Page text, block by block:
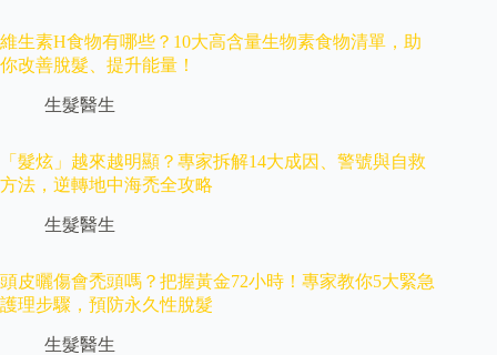
維生素H食物有哪些？10大高含量生物素食物清單，助
你改善脫髮、提升能量！
生髮醫生
「髮炫」越來越明顯？專家拆解14大成因、警號與自救
方法，逆轉地中海禿全攻略
生髮醫生
頭皮曬傷會禿頭嗎？把握黃金72小時！專家教你5大緊急
護理步驟，預防永久性脫髮
生髮醫生